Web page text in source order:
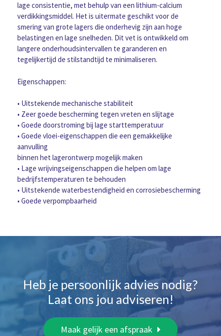
lage consistentie, met behulp van een lithium-calcium
verdikkingsmiddel. Het is uitermate geschikt voor de
smering van grote lagers die onderhevig zijn aan hoge
belastingen en lage snelheden. Dit vet is ontwikkeld om
langere onderhoudsintervallen te garanderen en
tegelijkertijd de stilstandtijd te minimaliseren.
Eigenschappen:
• Uitstekende mechanische stabiliteit
• Zeer goede bescherming tegen vreten en slijtage
• Goede doorstroming bij lage starttemperatuur
• Goede vloei-eigenschappen die een gemakkelijke
aanvulling
binnen het lagerontwerp mogelijk maken
• Lage wrijvingseigenschappen die helpen om lage
bedrijfstemperaturen te behouden
• Uitstekende waterbestendigheid en corrosiebescherming
• Goede verpompbaarheid
Heb je persoonlijk advies nodig?
Laat ons jou adviseren!
Maak gelijk een afspraak